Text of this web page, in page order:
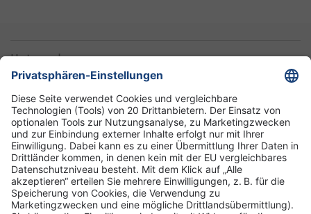
Unternehmen
Informationen
Standorte
DRK-Schwesternschaft Berlin